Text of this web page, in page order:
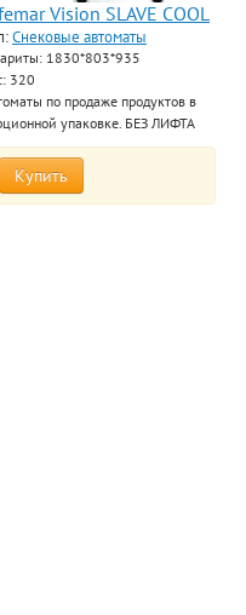
Vision SLAVE COOL
Снековые автоматы
1830*803*935
320
по продаже продуктов в
упаковке. БЕЗ ЛИФТА
Купить